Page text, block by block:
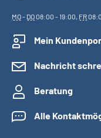
MO- DO08:00 - 19:00, FR
Mein
Nachricht
Beratung
Alle